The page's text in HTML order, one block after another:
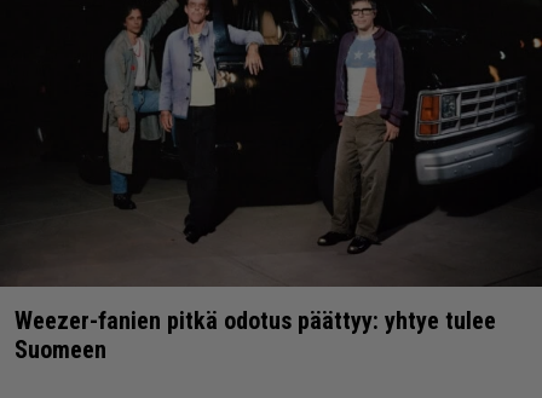
Weezer-fanien pitkä odotus päättyy: yhtye tulee
Suomeen